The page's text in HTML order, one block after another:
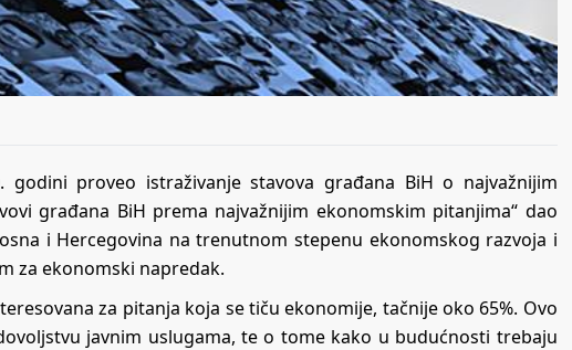
proveo istraživanje stavova građana BiH o najvažnijim
građana BiH prema najvažnijim ekonomskim pitanjima“ dao
i Hercegovina na trenutnom stepenu ekonomskog razvoja i
za ekonomski napredak.
za pitanja koja se tiču ekonomije, tačnije oko 65%. Ovo
javnim uslugama, te o tome kako u budućnosti trebaju